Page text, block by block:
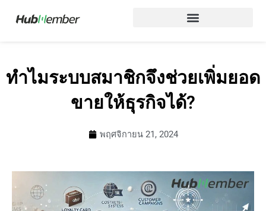
ทำไมระบบสมาชิกจึงช่วยเพิ่มยอด
ขายให้ธุรกิจได้?
พฤศจิกายน 21, 2024